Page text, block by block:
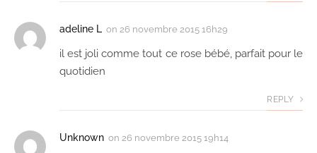
adeline L on 26 novembre 2015 16h29
il est joli comme tout ce rose bébé, parfait pour le
quotidien
REPLY
Unknown on 26 novembre 2015 19h14